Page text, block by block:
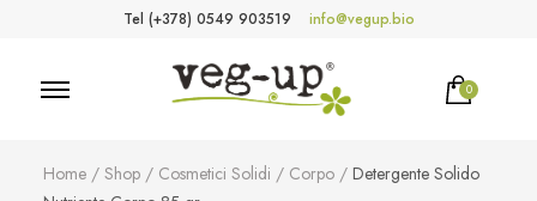
Tel (+378) 0549 903519 info@vegup.bio
0
Home / Shop / Cosmetici Solidi / Corpo / Detergente Solido